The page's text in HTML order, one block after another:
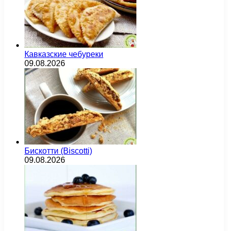
Кавказские чебуреки
09.08.2026
Бискотти (Biscotti)
09.08.2026